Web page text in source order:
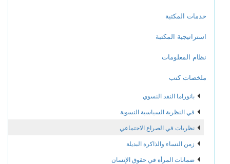
خدمات المكتبة
استراتيجية المكتبة
نظام المعلومات
ملخصات كتب
بانوراما النقد النسوي
في النظرية السياسية النسوية
نظريات في الصراع الاجتماعي
زمن النساء والذاكرة البديلة
ضمانات المرأة في حقوق الإنسان